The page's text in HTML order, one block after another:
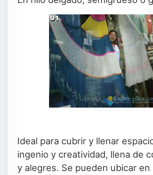
Ideal para cubrir y llenar
ingenio y creatividad, llena de
y alegres. Se pueden ubicar en